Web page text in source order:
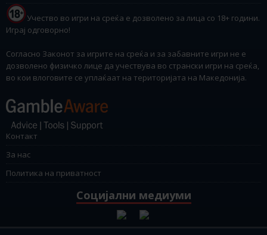
Учество во игри на среќа е дозволено за лица со 18+ години.
Играј одговорно!
Согласно Законот за игрите на среќа и за забавните игри не е
дозволено физичко лице да учествува во странски игри на среќа,
во кои влоговите се уплаќаат на територијата на Македонија.
Контакт
За нас
Политика на приватност
Социјални медиуми